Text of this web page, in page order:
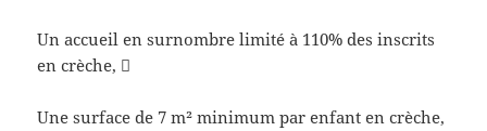
Un accueil en surnombre limité à 110% des inscrits
en crèche, 
Une surface de 7 m² minimum par enfant en crèche,